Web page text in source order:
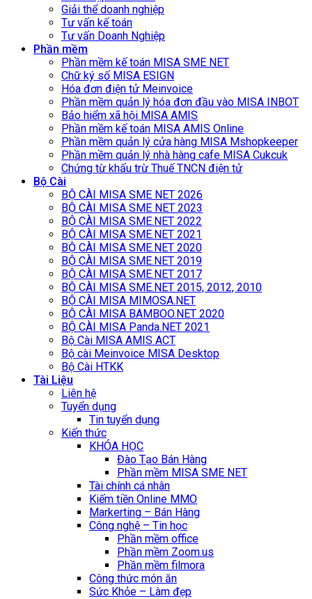
Giải thể doanh nghiệp
Tư vấn kế toán
Tư vấn Doanh Nghiệp
Phần mềm
Phần mềm kế toán MISA SME NET
Chữ ký số MISA ESIGN
Hóa đơn điện tử Meinvoice
Phần mềm quản lý hóa đơn đầu vào MISA INBOT
Bảo hiểm xã hội MISA AMIS
Phần mềm kế toán MISA AMIS Online
Phần mềm quản lý cửa hàng MISA Mshopkeeper
Phần mềm quản lý nhà hàng cafe MISA Cukcuk
Chứng từ khấu trừ Thuế TNCN điện tử
Bộ Cài
BỘ CÀI MISA SME NET 2026
BỘ CÀI MISA SME NET 2023
BỘ CÀI MISA SME.NET 2022
BỘ CÀI MISA SME.NET 2021
BỘ CÀI MISA SME.NET 2020
BỘ CÀI MISA SME.NET 2019
BỘ CÀI MISA SME.NET 2017
BỘ CÀI MISA SME.NET 2015, 2012, 2010
BỘ CÀI MISA MIMOSA.NET
BỘ CÀI MISA BAMBOO.NET 2020
BỘ CÀI MISA Panda.NET 2021
Bộ Cài MISA AMIS ACT
Bộ cài Meinvoice MISA Desktop
Bộ Cài HTKK
Tài Liệu
Liên hệ
Tuyển dụng
Tin tuyển dụng
Kiến thức
KHÓA HỌC
Đào Tạo Bán Hàng
Phần mềm MISA SME NET
Tài chính cá nhân
Kiếm tiền Online MMO
Markerting – Bán Hàng
Công nghệ – Tin học
Phần mềm office
Phần mềm Zoom.us
Phần mềm filmora
Công thức món ăn
Sức Khỏe – Làm đẹp